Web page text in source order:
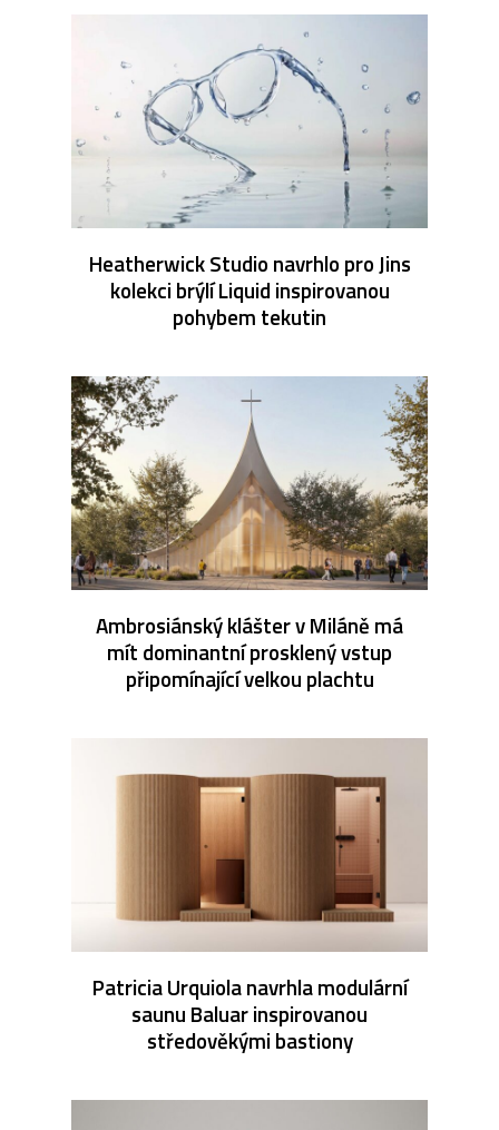
Heatherwick Studio navrhlo pro Jins
kolekci brýlí Liquid inspirovanou
pohybem tekutin
Ambrosiánský klášter v Miláně má
mít dominantní prosklený vstup
připomínající velkou plachtu
Patricia Urquiola navrhla modulární
saunu Baluar inspirovanou
středověkými bastiony